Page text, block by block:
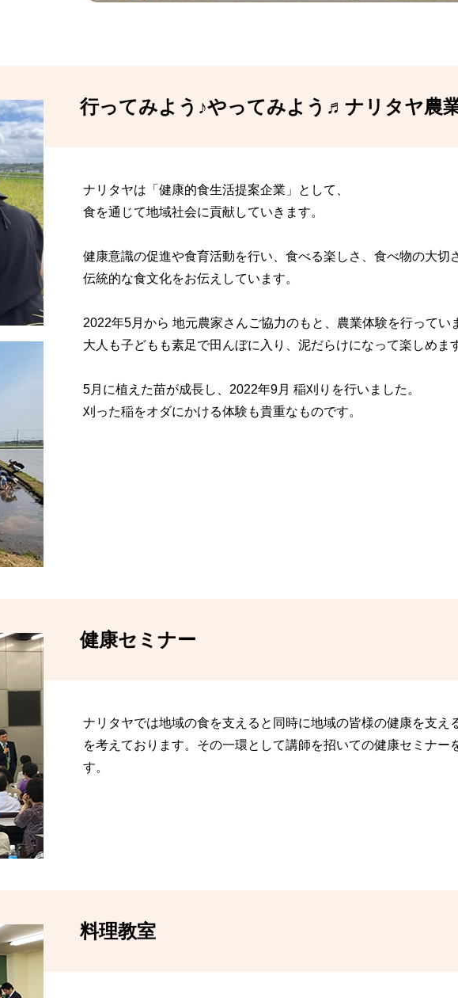
行ってみよう♪やってみよう♬ナリタヤ農
ナリタヤは「健康的食生活提案企業」として、
食を通じて地域社会に貢献していきます。
健康意識の促進や食育活動を行い、食べる楽しさ、食べ物の大切
伝統的な食文化をお伝えしています。
2022年5月から 地元農家さんご協力のもと、農業体験を行ってい
大人も子どもも素足で田んぼに入り、泥だらけになって楽しめま
5月に植えた苗が成長し、2022年9月 稲刈りを行いました。
刈った稲をオダにかける体験も貴重なものです。
健康セミナー
ナリタヤでは地域の食を支えると同時に地域の皆様の健康を支え
を考えております。その一環として講師を招いての健康セミナー
す。
料理教室